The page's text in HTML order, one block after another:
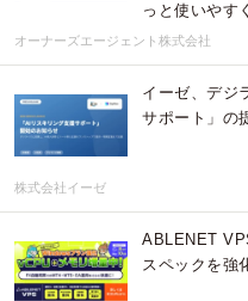
っと使いやすく
オーナーズエージェント株式会社
イーゼ、デジ
サポート」の
株式会社イーゼ
ABLENET
スペックを強